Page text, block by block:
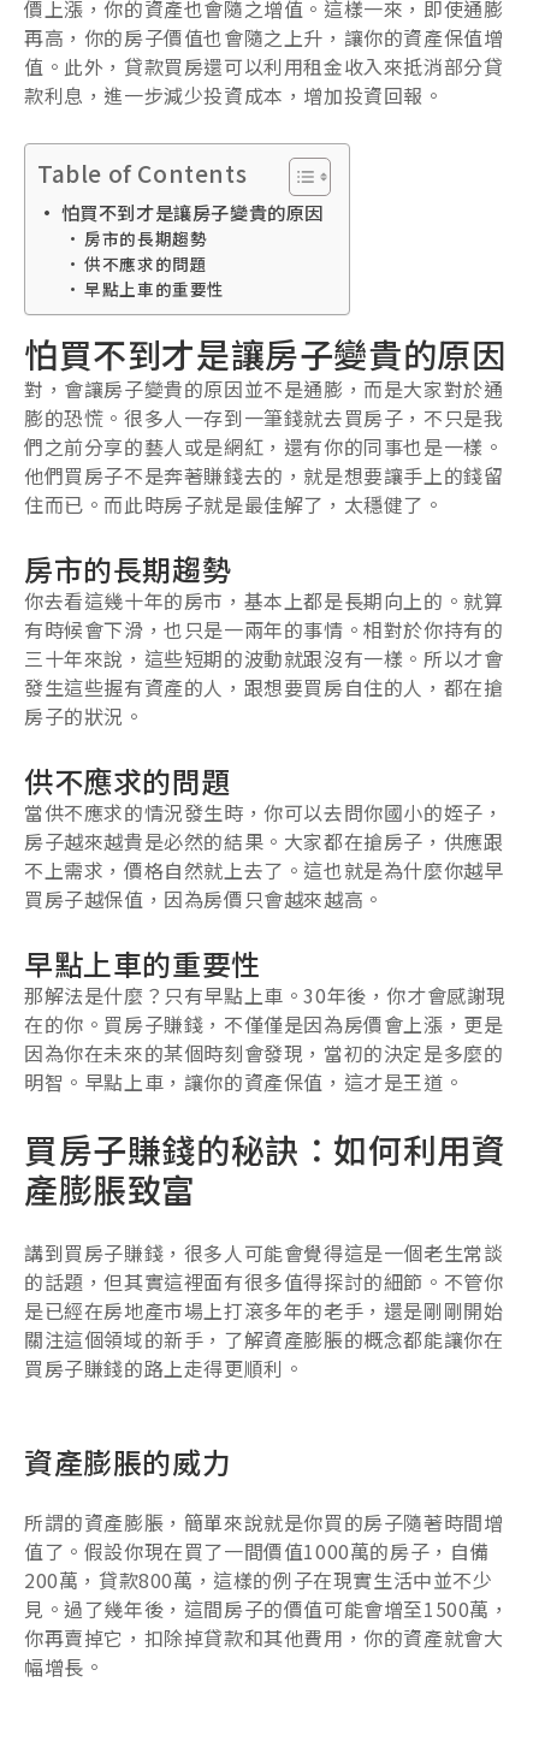
價上漲，你的資產也會隨之增值。這樣一來，即使通膨
再高，你的房子價值也會隨之上升，讓你的資產保值增
值。此外，貸款買房還可以利用租金收入來抵消部分貸
款利息，進一步減少投資成本，增加投資回報。
Table of Contents
怕買不到才是讓房子變貴的原因
房市的長期趨勢
供不應求的問題
早點上車的重要性
怕買不到才是讓房子變貴的原因
對，會讓房子變貴的原因並不是通膨，而是大家對於通
膨的恐慌。很多人一存到一筆錢就去買房子，不只是我
們之前分享的藝人或是網紅，還有你的同事也是一樣。
他們買房子不是奔著賺錢去的，就是想要讓手上的錢留
住而已。而此時房子就是最佳解了，太穩健了。
房市的長期趨勢
你去看這幾十年的房市，基本上都是長期向上的。就算
有時候會下滑，也只是一兩年的事情。相對於你持有的
三十年來說，這些短期的波動就跟沒有一樣。所以才會
發生這些握有資產的人，跟想要買房自住的人，都在搶
房子的狀況。
供不應求的問題
當供不應求的情況發生時，你可以去問你國小的姪子，
房子越來越貴是必然的結果。大家都在搶房子，供應跟
不上需求，價格自然就上去了。這也就是為什麼你越早
買房子越保值，因為房價只會越來越高。
早點上車的重要性
那解法是什麼？只有早點上車。30年後，你才會感謝現
在的你。買房子賺錢，不僅僅是因為房價會上漲，更是
因為你在未來的某個時刻會發現，當初的決定是多麼的
明智。早點上車，讓你的資產保值，這才是王道。
買房子賺錢的秘訣：如何利用資
產膨脹致富
講到買房子賺錢，很多人可能會覺得這是一個老生常談
的話題，但其實這裡面有很多值得探討的細節。不管你
是已經在房地產市場上打滾多年的老手，還是剛剛開始
關注這個領域的新手，了解資產膨脹的概念都能讓你在
買房子賺錢的路上走得更順利。
資產膨脹的威力
所謂的資產膨脹，簡單來說就是你買的房子隨著時間增
值了。假設你現在買了一間價值1000萬的房子，自備
200萬，貸款800萬，這樣的例子在現實生活中並不少
見。過了幾年後，這間房子的價值可能會增至1500萬，
你再賣掉它，扣除掉貸款和其他費用，你的資產就會大
幅增長。